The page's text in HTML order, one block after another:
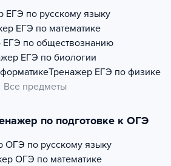
ЕГЭ по русскому языку
ЕГЭ по математике
ЕГЭ по обществознанию
ЕГЭ по биологии
Тренажер ЕГЭ по физике
Все предметы
по подготовке к ОГЭ
ОГЭ по русскому языку
ОГЭ по математике